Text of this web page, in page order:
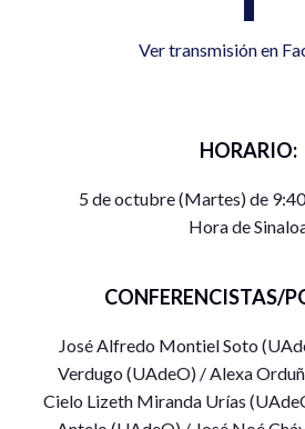
Ver transmisión en
HORARIO:
5 de octubre (Martes) de
Hora de
CONFERENCISTAS/
José Alfredo Montiel Soto
Verdugo (UAdeO) / Alexa
Cielo Lizeth Miranda Urías